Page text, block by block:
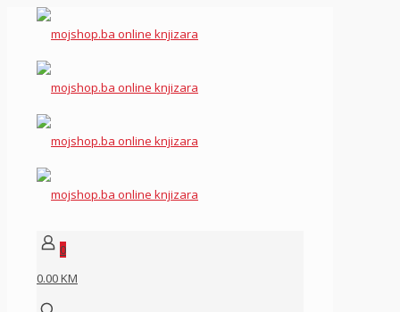
0
0.00 KM